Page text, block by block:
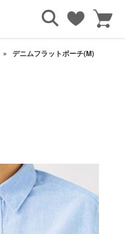
デニムフラットポーチ(M)